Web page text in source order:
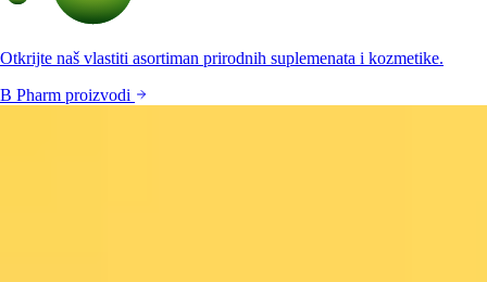
Otkrijte naš vlastiti asortiman prirodnih suplemenata i kozmetike.
B Pharm proizvodi